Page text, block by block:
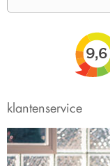
klantenservice